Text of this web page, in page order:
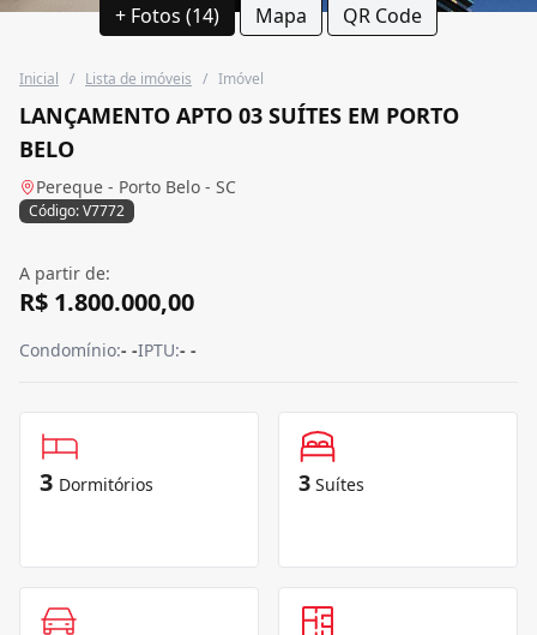
+ Fotos (14) Mapa QR Code
Inicial / Lista de imóveis / Imóvel
LANÇAMENTO APTO 03 SUÍTES EM PORTO
BELO
Pereque - Porto Belo - SC
Código: V7772
A partir de:
R$ 1.800.000,00
Condomínio:- -IPTU:- -
3 Dormitórios 3 Suítes